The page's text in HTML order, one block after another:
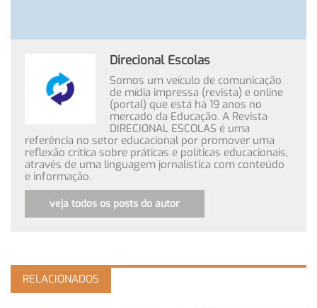
Direcional Escolas
Somos um veículo de comunicação
de mídia impressa (revista) e online
(portal) que está há 19 anos no
mercado da Educação. A Revista
DIRECIONAL ESCOLAS é uma
referência no setor educacional por promover uma
reflexão crítica sobre práticas e políticas educacionais,
através de uma linguagem jornalística com conteúdo
e informação.
veja todos os posts do autor
RELACIONADOS